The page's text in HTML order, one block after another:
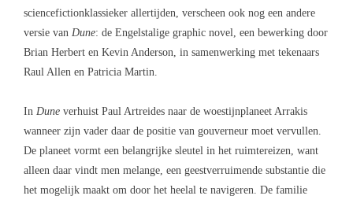
sciencefictionklassieker allertijden, verscheen ook nog een andere
versie van Dune: de Engelstalige graphic novel, een bewerking door
Brian Herbert en Kevin Anderson, in samenwerking met tekenaars
Raul Allen en Patricia Martin.
In Dune verhuist Paul Artreides naar de woestijnplaneet Arrakis
wanneer zijn vader daar de positie van gouverneur moet vervullen.
De planeet vormt een belangrijke sleutel in het ruimtereizen, want
alleen daar vindt men melange, een geestverruimende substantie die
het mogelijk maakt om door het heelal te navigeren. De familie